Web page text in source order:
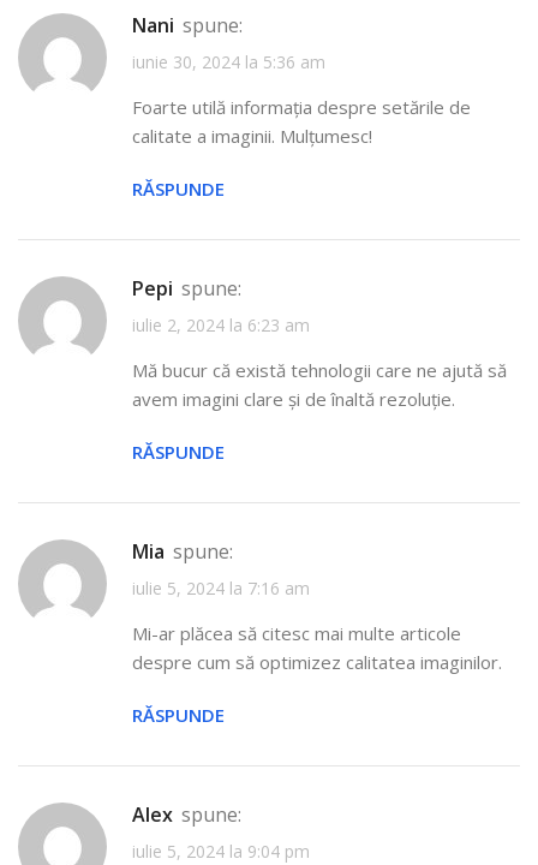
Nani spune:
iunie 30, 2024 la 5:36 am
Foarte utilă informația despre setările de
calitate a imaginii. Mulțumesc!
RĂSPUNDE
Pepi spune:
iulie 2, 2024 la 6:23 am
Mă bucur că există tehnologii care ne ajută să
avem imagini clare și de înaltă rezoluție.
RĂSPUNDE
Mia spune:
iulie 5, 2024 la 7:16 am
Mi-ar plăcea să citesc mai multe articole
despre cum să optimizez calitatea imaginilor.
RĂSPUNDE
Alex spune:
iulie 5, 2024 la 9:04 pm